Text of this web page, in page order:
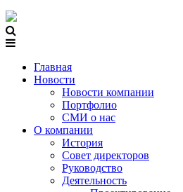
Главная
Новости
Новости компании
Портфолио
СМИ о нас
О компании
История
Совет директоров
Руководство
Деятельность